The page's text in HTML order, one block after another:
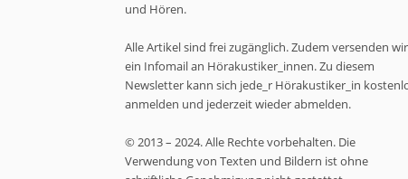
und Hören.
Alle Artikel sind frei zugänglich. Zudem versenden wir
ein Infomail an Hörakustiker_innen. Zu diesem
Newsletter kann sich jede_r Hörakustiker_in
anmelden und jederzeit wieder abmelden.
© 2013 – 2024. Alle Rechte vorbehalten. Die
Verwendung von Texten und Bildern ist ohne